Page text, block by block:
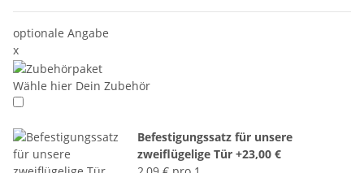
optionale Angabe
x
Wähle hier Dein Zubehör
Befestigungssatz für unsere
zweiflügelige Tür +23,00 €